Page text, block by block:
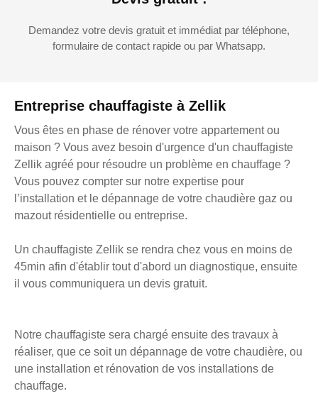
Entreprise chauffagiste à Zellik
Vous êtes en phase de rénover votre appartement ou
maison ? Vous avez besoin d'urgence d'un chauffagiste
Zellik agréé pour résoudre un problème en chauffage ?
Vous pouvez compter sur notre expertise pour
l’installation et le dépannage de votre chaudière gaz ou
mazout résidentielle ou entreprise.
Un chauffagiste Zellik se rendra chez vous en moins de
45min afin d'établir tout d'abord un diagnostique, ensuite
il vous communiquera un devis gratuit.
Notre chauffagiste sera chargé ensuite des travaux à
réaliser, que ce soit un dépannage de votre chaudière, ou
une installation et rénovation de vos installations de
chauffage.
Demandez votre devis gratuit et immédiat par téléphone,
formulaire de contact rapide ou par Whatsapp.